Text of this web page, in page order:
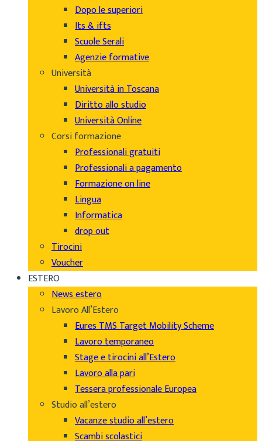
Dopo le superiori
Its & ifts
Scuole Serali
Agenzie formative
Università
Università in Toscana
Diritto allo studio
Università Online
Corsi formazione
Professionali gratuiti
Professionali a pagamento
Formazione on line
Lingua
Informatica
drop out
Tirocini
Voucher
ESTERO
News estero
Lavoro All’Estero
Eures TMS Target Mobility Scheme
Lavoro temporaneo
Stage e tirocini all’Estero
Lavoro alla pari
Tessera professionale Europea
Studio all’estero
Vacanze studio all’estero
Scambi scolastici